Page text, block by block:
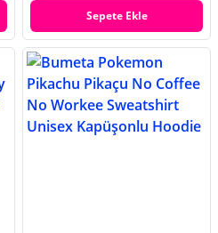
Sepete Ekle